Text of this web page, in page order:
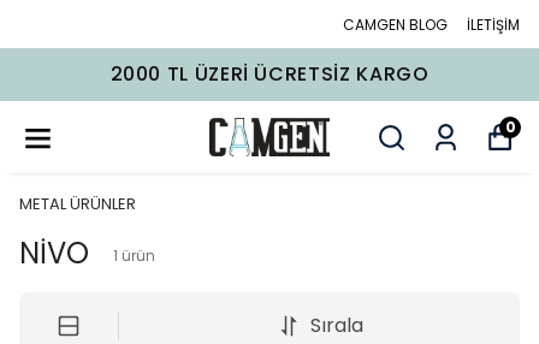
CAMGEN BLOG İLETİŞİM
2000 TL ÜZERI ÜCRETSIZ KARGO
0
METAL ÜRÜNLER
NİVO 1 ürün
Sırala